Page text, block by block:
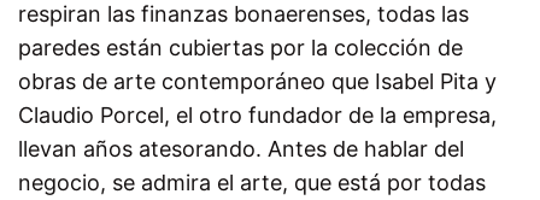
respiran las finanzas bonaerenses, todas las
paredes están cubiertas por la colección de
obras de arte contemporáneo que Isabel Pita y
Claudio Porcel, el otro fundador de la empresa,
llevan años atesorando. Antes de hablar del
negocio, se admira el arte, que está por todas